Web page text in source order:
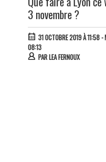
3 novembre ?
31 OCTOBRE 2019 À 11:58-
08:13
PARLEA FERNOUX